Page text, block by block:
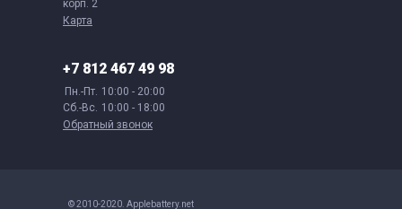
корп. 2
Карта
+7 812 467 49 98
Пн.-Пт. 10:00 - 20:00
Сб.-Вс. 10:00 - 18:00
Обратный звонок
© 2010-2020. Applebattery.net